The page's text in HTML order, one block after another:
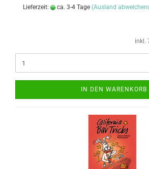
Lieferzeit: ca. 3-4 Tage (Ausland
inkl.
IN DEN WARENKORB